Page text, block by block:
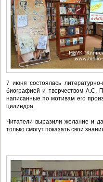
7 июня состоялась
биографией и творчеством А.С.
написанные по мотивам его
цилиндра.
Читатели выразили желание и
только смогут показать свои